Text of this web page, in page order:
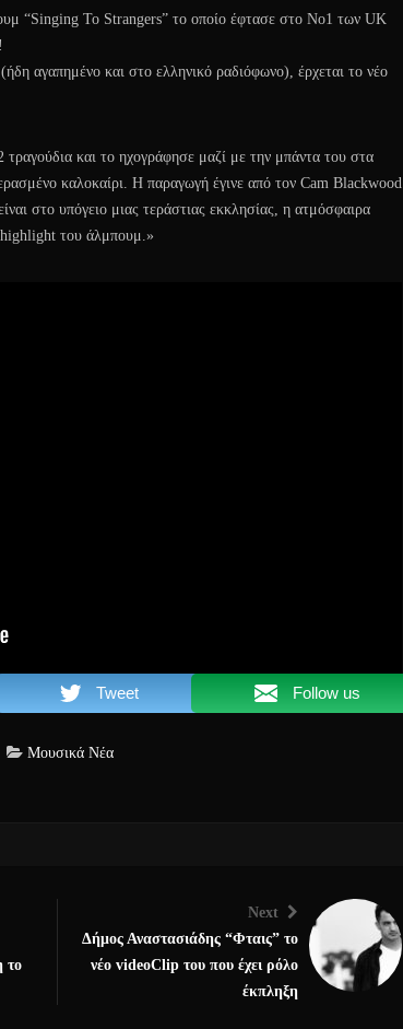
“Singing To Strangers” το οποίο έφτασε στο No1 των UK
αγαπημένο και στο ελληνικό ραδιόφωνο), έρχεται το νέο
και το ηχογράφησε μαζί με την μπάντα του στα
καλοκαίρι. Η παραγωγή έγινε από τον Cam Blackwood
στο υπόγειο μιας τεράστιας εκκλησίας, η ατμόσφαιρα
highlight του άλμπουμ.»
Tweet Follow us
Μουσικά Νέα
το
Next
Δήμος Αναστασιάδης “Φταις” το
νέο videoClip του που έχει ρόλο
έκπληξη